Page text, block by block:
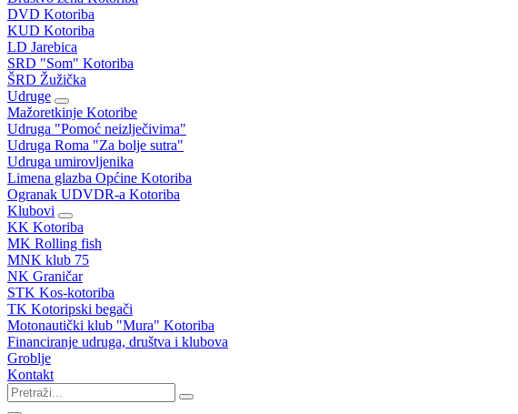
DVD Kotoriba
KUD Kotoriba
LD Jarebica
SRD "Som" Kotoriba
ŠRD Žužička
Udruge
Mažoretkinje Kotoribe
Udruga "Pomoć neizlječivima"
Udruga Roma "Za bolje sutra"
Udruga umirovljenika
Limena glazba Općine Kotoriba
Ogranak UDVDR-a Kotoriba
Klubovi
KK Kotoriba
MK Rolling fish
MNK klub 75
NK Graničar
STK Kos-kotoriba
TK Kotoripski begači
Motonautički klub "Mura" Kotoriba
Financiranje udruga, društva i klubova
Groblje
Kontakt